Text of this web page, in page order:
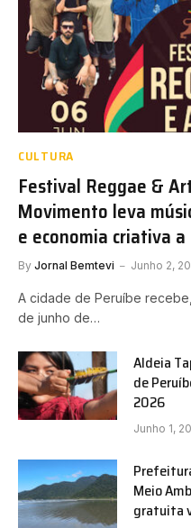
CULTURA
Festival Reggae &
Movimento leva
e economia criativa
By Jornal Bemtevi Junho 2,
A cidade de Peruíbe
de junho de…
Aldeia
de
2026
Junho 1,
Meio
gratuita